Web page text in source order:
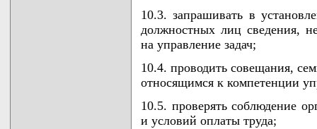
10.3. запрашивать в
должностных лиц сведения,
на управление задач;
10.4. проводить совещания,
относящимся к компетенции
10.5. проверять соблюдение
и условий оплаты труда;